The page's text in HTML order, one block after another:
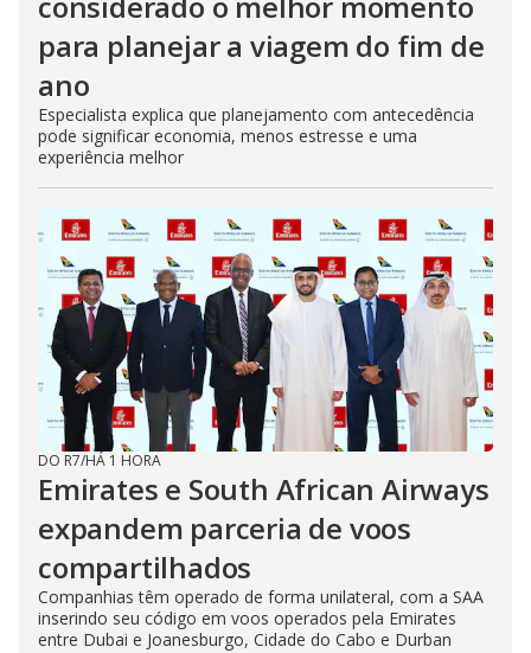
para planejar a viagem do fim de
ano
Especialista explica que planejamento com antecedência
pode significar economia, menos estresse e uma
experiência melhor
DO R7/HÁ 1 HORA
Emirates e South African Airways
expandem parceria de voos
compartilhados
Companhias têm operado de forma unilateral, com a SAA
inserindo seu código em voos operados pela Emirates
entre Dubai e Joanesburgo, Cidade do Cabo e Durban